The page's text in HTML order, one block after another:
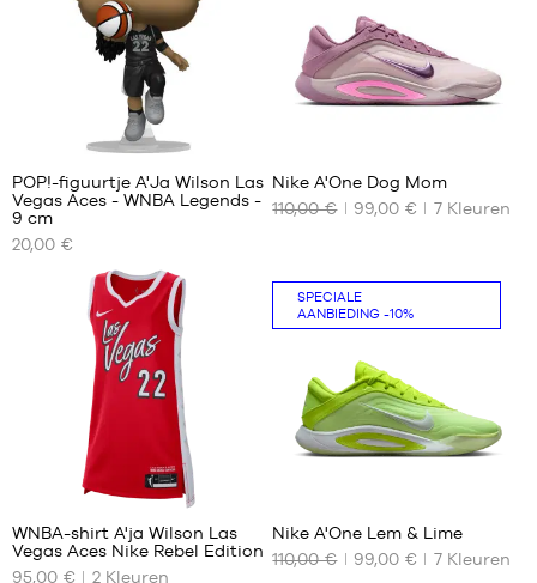
43
44
44.5
46
47
ONZE
MATEN
POP!-figuurtje A'Ja Wilson Las
Vegas Aces - WNBA Legends -
9 cm
20,00 €
ONZE
40
42.5
44
44.5
45
45.5
48
Nike A'One Dog Mom
110,00 €
99,00 € 7Kleuren
ONZE
WNBA-shirt A'ja Wilson Las
Vegas Aces Nike Rebel Edition
95,00 €
2Kleuren
SPECIALE
AANBIEDING -10%
ONZE
Nike A'One Lem & Lime
110,00 €
99,00 € 7Kleuren